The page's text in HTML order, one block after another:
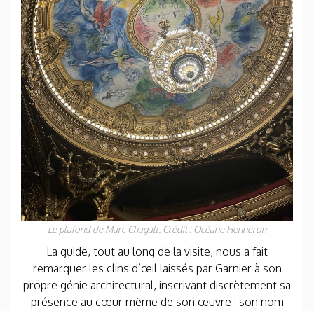
Le plafond de Marc Chagall. Crédit : Océane Henneron
La guide, tout au long de la visite, nous a fait
remarquer les clins d’œil laissés par Garnier à son
propre génie architectural, inscrivant discrètement sa
présence au cœur même de son œuvre : son nom